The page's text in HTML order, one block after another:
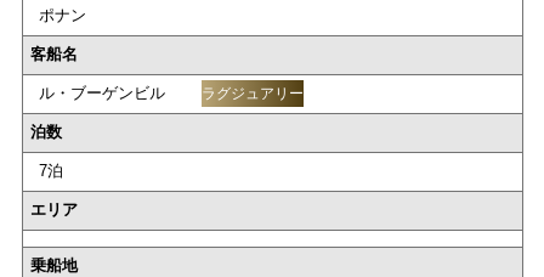
ポナン
客船名
ル・ブーゲンビル ラグジュアリー
泊数
7泊
エリア
乗船地